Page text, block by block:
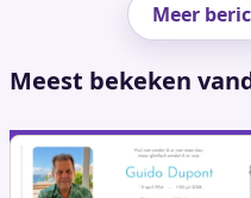
Meer
Meest bekeken